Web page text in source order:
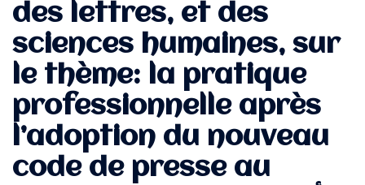
des lettres, et des
sciences humaines, sur
le thème: la pratique
professionnelle après
l’adoption du nouveau
code de presse au